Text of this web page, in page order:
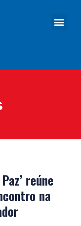
reúne
na